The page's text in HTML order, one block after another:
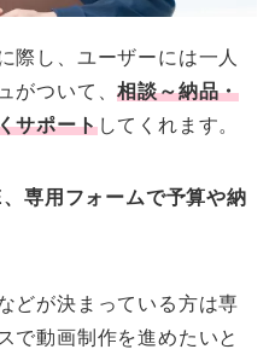
際し、ユーザーには一人
がついて、相談～納品・
サポートしてくれます。
専用フォームで予算や納
どが決まっている方は専
で動画制作を進めたいと